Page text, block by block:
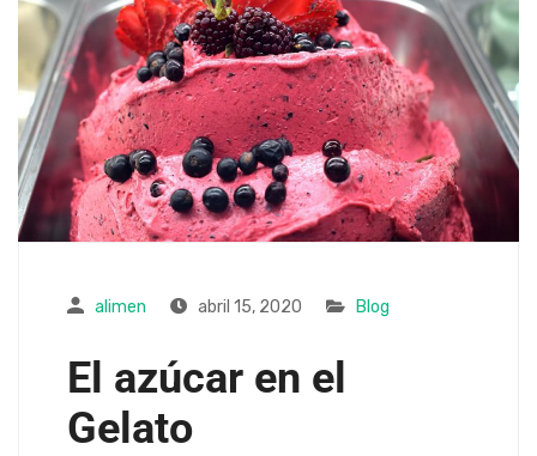
alimen abril 15, 2020 Blog
El azúcar en el
Gelato